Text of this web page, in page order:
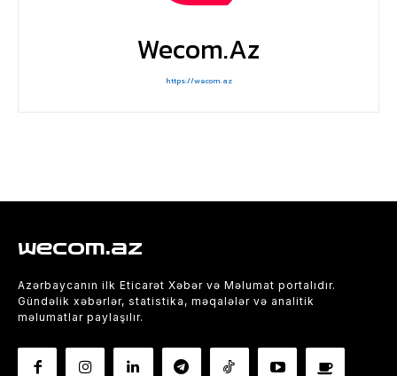
Wecom.az
https://wecom.az
wecom.az
Azərbaycanın ilk Eticarət Xəbər və Məlumat portalıdır.
Gündəlik xəbərlər, statistika, məqalələr və analitik
məlumatlar paylaşılır.